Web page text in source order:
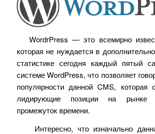
WordrPress— это всемирно
которая не нуждается в
статистике сегодня каждый пятый
системеWordPress,что позволяет
популярности даннойCMS, которая
лидирующие позиции на рынке
промежуток времени.
Интересно, что изначально